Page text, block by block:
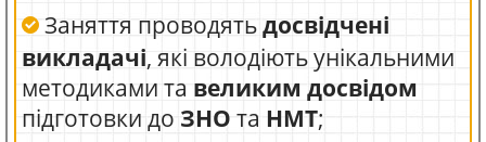
Заняття проводятьдосвідчені
викладачі, які володіють унікальними
методиками та великим досвідом
підготовки до ЗНО та НМТ;